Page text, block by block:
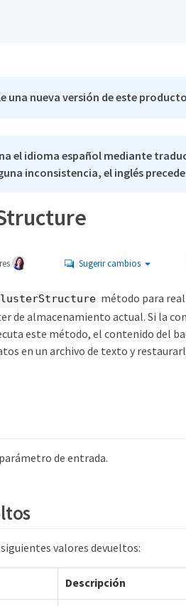
una nueva versión de este
el idioma español mediante
inconsistencia, el inglés
Sugerir cambios
método para
de almacenamiento actual. Si la
este método, el contenido del
en un archivo de texto y
de entrada.
valores devueltos:
Descripción